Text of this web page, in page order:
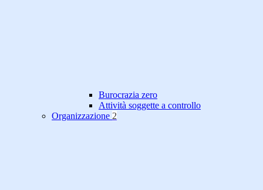
Burocrazia zero
Attività soggette a controllo
Organizzazione 2